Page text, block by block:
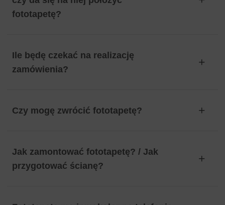
fototapetę?
Ile będę czekać na realizację
zamówienia?
Czy mogę zwrócić fototapetę?
Jak zamontować fototapetę? / Jak
przygotować ścianę?